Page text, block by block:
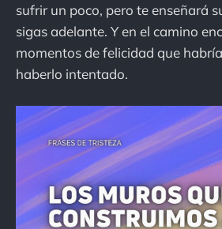
sufrir un poco, pero te enseñará
sigas adelante. Y en el camino
momentos de felicidad que
haberlo intentado.